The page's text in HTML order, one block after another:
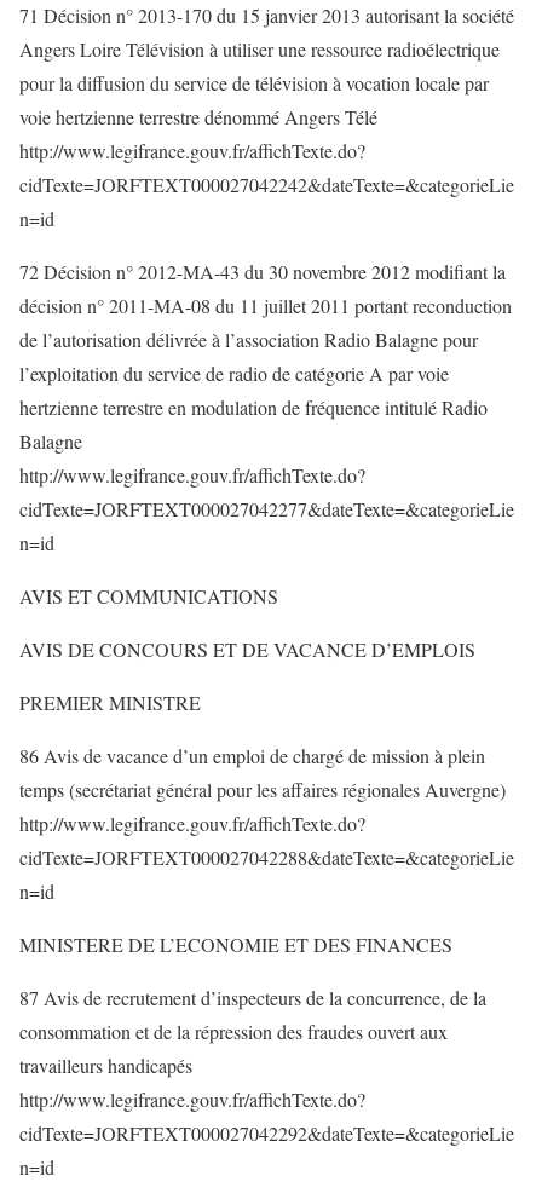
71 Décision n° 2013-170 du 15 janvier 2013 autorisant la société
Angers Loire Télévision à utiliser une ressource radioélectrique
pour la diffusion du service de télévision à vocation locale par
voie hertzienne terrestre dénommé Angers Télé
http://www.legifrance.gouv.fr/affichTexte.do?
cidTexte=JORFTEXT000027042242&dateTexte=&categorieLie
n=id
72 Décision n° 2012-MA-43 du 30 novembre 2012 modifiant la
décision n° 2011-MA-08 du 11 juillet 2011 portant reconduction
de l’autorisation délivrée à l’association Radio Balagne pour
l’exploitation du service de radio de catégorie A par voie
hertzienne terrestre en modulation de fréquence intitulé Radio
Balagne
http://www.legifrance.gouv.fr/affichTexte.do?
cidTexte=JORFTEXT000027042277&dateTexte=&categorieLie
n=id
AVIS ET COMMUNICATIONS
AVIS DE CONCOURS ET DE VACANCE D’EMPLOIS
PREMIER MINISTRE
86 Avis de vacance d’un emploi de chargé de mission à plein
temps (secrétariat général pour les affaires régionales Auvergne)
http://www.legifrance.gouv.fr/affichTexte.do?
cidTexte=JORFTEXT000027042288&dateTexte=&categorieLie
n=id
MINISTERE DE L’ECONOMIE ET DES FINANCES
87 Avis de recrutement d’inspecteurs de la concurrence, de la
consommation et de la répression des fraudes ouvert aux
travailleurs handicapés
http://www.legifrance.gouv.fr/affichTexte.do?
cidTexte=JORFTEXT000027042292&dateTexte=&categorieLie
n=id